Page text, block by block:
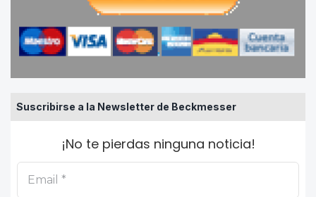
Suscribirse a la Newsletter de Beckmesser
¡No te pierdas ninguna noticia!